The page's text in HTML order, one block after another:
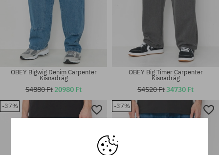
Elérhető méretek:
Elérhető méretek:
OBEY Bigwig Denim Carpenter
Kisnadrág
54880 Ft 20980 Ft
OBEY Big Timer Carpenter
Kisnadrág
54520 Ft34730 Ft
-37% -37%